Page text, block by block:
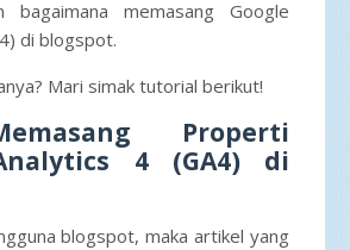
bagaimana memasang Google
di blogspot.
Mari simak tutorial berikut!
Properti
4 (GA4) di
blogspot, maka artikel yang